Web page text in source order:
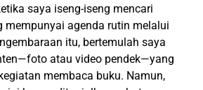
saya iseng-iseng mencari
mempunyai agenda rutin melalui
itu, bertemulah saya
atau video pendek—yang
membaca buku. Namun,